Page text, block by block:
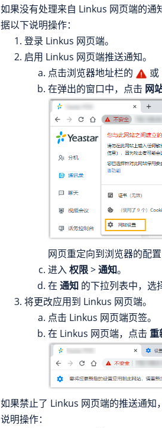
如果没有处理来自 Linkus 网页端的通
据以下说明操作：
登录 Linkus 网页端。
启用 Linkus 网页端推送通知。
点击浏览器地址栏的
或
在弹出的窗口中，点击 网
网页重定向到浏览器的配
进入权限>通知。
在 通知 的下拉列表中，选
将更改应用到 Linkus 网页端。
点击 Linkus 网页端页签。
在 Linkus 网页端，点击 重
如果禁止了 Linkus 网页端的推送通知
说明操作：